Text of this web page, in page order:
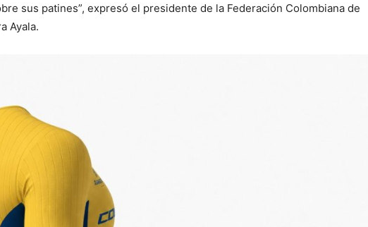
sus patines”, expresó el presidente de la Federación Colombiana de
Ayala.